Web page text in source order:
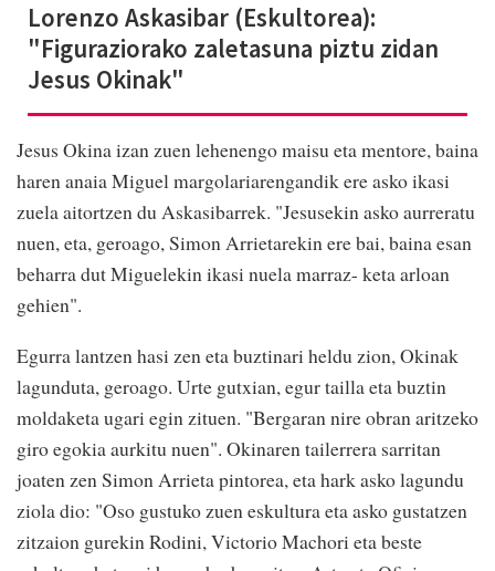
Lorenzo Askasibar (Eskultorea):
"Figuraziorako zaletasuna piztu zidan
Jesus Okinak"
Jesus Okina izan zuen lehenengo maisu eta mentore, baina
haren anaia Miguel margolariarengandik ere asko ikasi
zuela aitortzen du Askasibarrek. "Jesusekin asko aurreratu
nuen, eta, geroago, Simon Arrietarekin ere bai, baina esan
beharra dut Miguelekin ikasi nuela marraz- keta arloan
gehien".
Egurra lantzen hasi zen eta buztinari heldu zion, Okinak
lagunduta, geroago. Urte gutxian, egur tailla eta buztin
moldaketa ugari egin zituen. "Bergaran nire obran aritzeko
giro egokia aurkitu nuen". Okinaren tailerrera sarritan
joaten zen Simon Arrieta pintorea, eta hark asko lagundu
ziola dio: "Oso gustuko zuen eskultura eta asko gustatzen
zitzaion gurekin Rodini, Victorio Machori eta beste